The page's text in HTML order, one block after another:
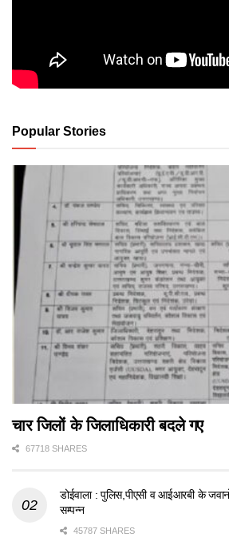
Popular Stories
चार जिलों के जिलाधिकारी बदले गए
67718 SHARES
डोईवाला : पुलिस,पीएसी व आईआरबी के
सम्पन्न
45787 SHARES